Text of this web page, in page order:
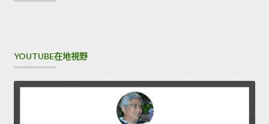
YOUTUBE在地視野